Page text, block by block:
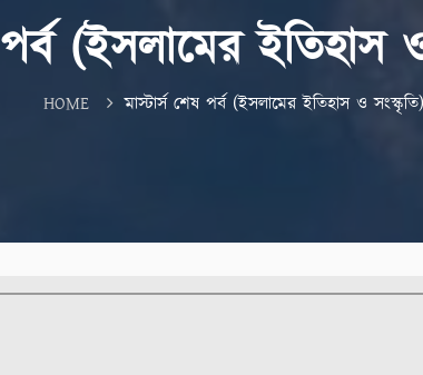
পর্ব (ইসলামের ইতিহাস
HOME মাস্টার্স শেষ পর্ব (ইসলামের ইতিহাস ও